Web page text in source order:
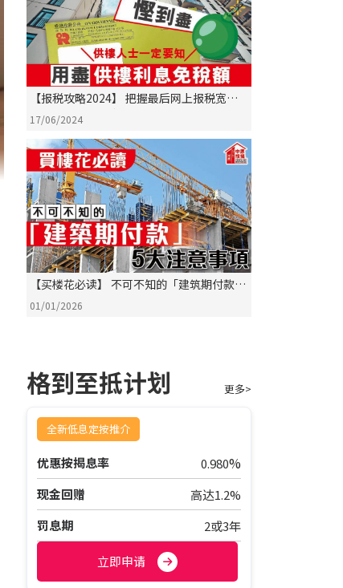
【报税攻略2024】 把握最后网上报税宽限
期！用尽供楼利息扣税额 悭税悭到尽！
17/06/2024
【买楼花必读】 不可不知的「建筑期付款」
5大注意事项！
01/01/2026
格到至抵计划 更多>
全新低息定按推介
优惠按揭息率 0.980%
现金回赠
高达1.2%
罚息期
2或3年
立即申请